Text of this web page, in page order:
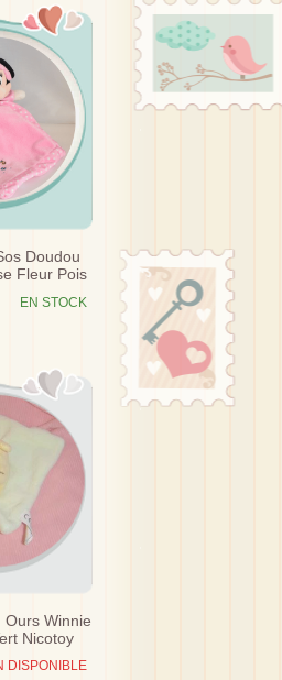
Doudou
Fleur Pois
EN STOCK
Ours Winnie
Nicotoy
DISPONIBLE